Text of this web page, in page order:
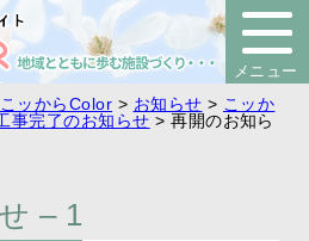
ッからColor > お知らせ > こッか
事完了のお知らせ >再開のお知ら
– 1